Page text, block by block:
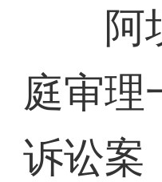
阿坝
庭审理
诉讼案